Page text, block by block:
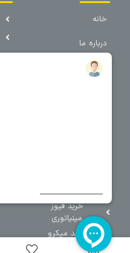
خانه
درباره ما
تماس با ما
خرید کنتاکتور
خرید فیوز
مینیاتوری
خرید میکرو
سوئیچ